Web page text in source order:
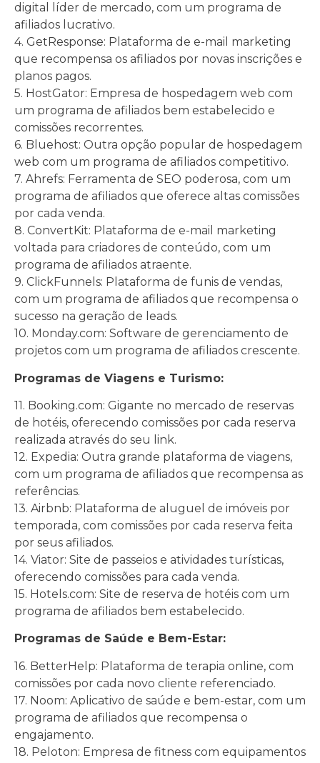
digital líder de mercado, com um programa de
afiliados lucrativo.
4. GetResponse: Plataforma de e-mail marketing
que recompensa os afiliados por novas inscrições e
planos pagos.
5. HostGator: Empresa de hospedagem web com
um programa de afiliados bem estabelecido e
comissões recorrentes.
6. Bluehost: Outra opção popular de hospedagem
web com um programa de afiliados competitivo.
7. Ahrefs: Ferramenta de SEO poderosa, com um
programa de afiliados que oferece altas comissões
por cada venda.
8. ConvertKit: Plataforma de e-mail marketing
voltada para criadores de conteúdo, com um
programa de afiliados atraente.
9. ClickFunnels: Plataforma de funis de vendas,
com um programa de afiliados que recompensa o
sucesso na geração de leads.
10. Monday.com: Software de gerenciamento de
projetos com um programa de afiliados crescente.
Programas de Viagens e Turismo:
11. Booking.com: Gigante no mercado de reservas
de hotéis, oferecendo comissões por cada reserva
realizada através do seu link.
12. Expedia: Outra grande plataforma de viagens,
com um programa de afiliados que recompensa as
referências.
13. Airbnb: Plataforma de aluguel de imóveis por
temporada, com comissões por cada reserva feita
por seus afiliados.
14. Viator: Site de passeios e atividades turísticas,
oferecendo comissões para cada venda.
15. Hotels.com: Site de reserva de hotéis com um
programa de afiliados bem estabelecido.
Programas de Saúde e Bem-Estar:
16. BetterHelp: Plataforma de terapia online, com
comissões por cada novo cliente referenciado.
17. Noom: Aplicativo de saúde e bem-estar, com um
programa de afiliados que recompensa o
engajamento.
18. Peloton: Empresa de fitness com equipamentos